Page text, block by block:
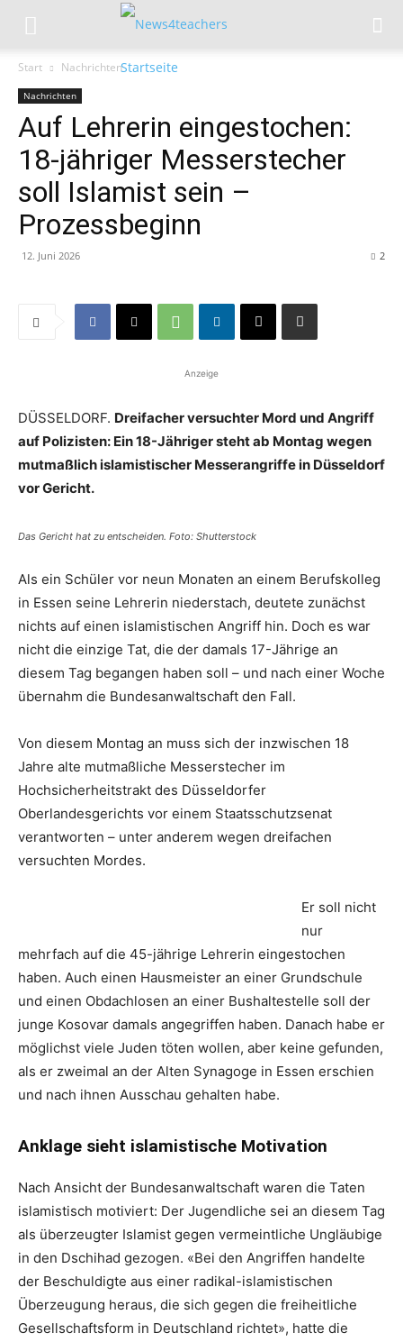
Start Nachrichten
Nachrichten
Auf Lehrerin eingestochen:
18-jähriger Messerstecher
soll Islamist sein –
Prozessbeginn
12. Juni 2026 2
Anzeige
DÜSSELDORF. Dreifacher versuchter Mord und Angriff
auf Polizisten: Ein 18-Jähriger steht ab Montag wegen
mutmaßlich islamistischer Messerangriffe in Düsseldorf
vor Gericht.
Das Gericht hat zu entscheiden. Foto: Shutterstock
Als ein Schüler vor neun Monaten an einem Berufskolleg
in Essen seine Lehrerin niederstach, deutete zunächst
nichts auf einen islamistischen Angriff hin. Doch es war
nicht die einzige Tat, die der damals 17-Jährige an
diesem Tag begangen haben soll – und nach einer Woche
übernahm die Bundesanwaltschaft den Fall.
Von diesem Montag an muss sich der inzwischen 18
Jahre alte mutmaßliche Messerstecher im
Hochsicherheitstrakt des Düsseldorfer
Oberlandesgerichts vor einem Staatsschutzsenat
verantworten – unter anderem wegen dreifachen
versuchten Mordes.
Er soll nicht
nur
mehrfach auf die 45-jährige Lehrerin eingestochen
haben. Auch einen Hausmeister an einer Grundschule
und einen Obdachlosen an einer Bushaltestelle soll der
junge Kosovar damals angegriffen haben. Danach habe er
möglichst viele Juden töten wollen, aber keine gefunden,
als er zweimal an der Alten Synagoge in Essen erschien
und nach ihnen Ausschau gehalten habe.
Anklage sieht islamistische Motivation
Nach Ansicht der Bundesanwaltschaft waren die Taten
islamistisch motiviert: Der Jugendliche sei an diesem Tag
als überzeugter Islamist gegen vermeintliche Ungläubige
in den Dschihad gezogen. «Bei den Angriffen handelte
der Beschuldigte aus einer radikal-islamistischen
Überzeugung heraus, die sich gegen die freiheitliche
Gesellschaftsform in Deutschland richtet», hatte die